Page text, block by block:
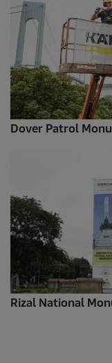
Dover Patrol
Rizal National